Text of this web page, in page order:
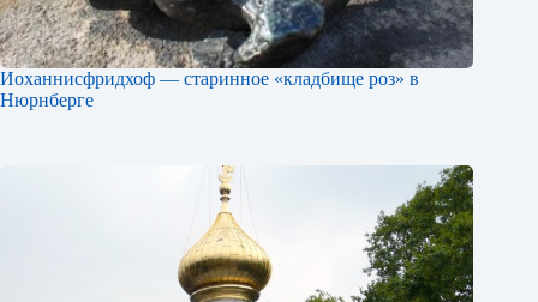
Иоханнисфридхоф — старинное «кладбище роз» в
Нюрнберге